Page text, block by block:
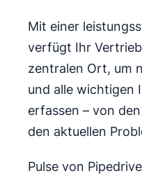
Mit einer
verfügt Ihr
zentralen Ort, um
und alle wichtigen
erfassen – von
den aktuellen
Pulse von